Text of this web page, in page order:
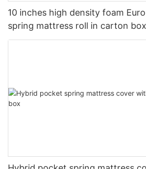
10 inches high density foam
spring mattress roll in carton box